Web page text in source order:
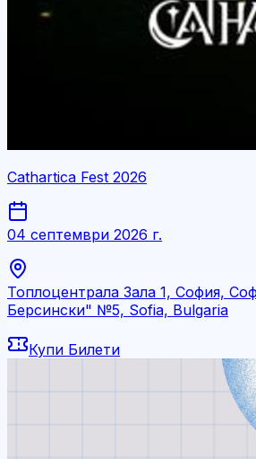
Cathartica Fest 2026
04 септември 2026 г.
Топлоцентрала Зала 1, София,
Берсински" №5, Sofia, Bulgaria
Купи Билети